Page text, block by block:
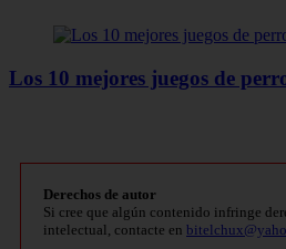
Los 10 mejores juegos de
Derechos de autor
Si cree que algún contenido infringe
intelectual, contacte en